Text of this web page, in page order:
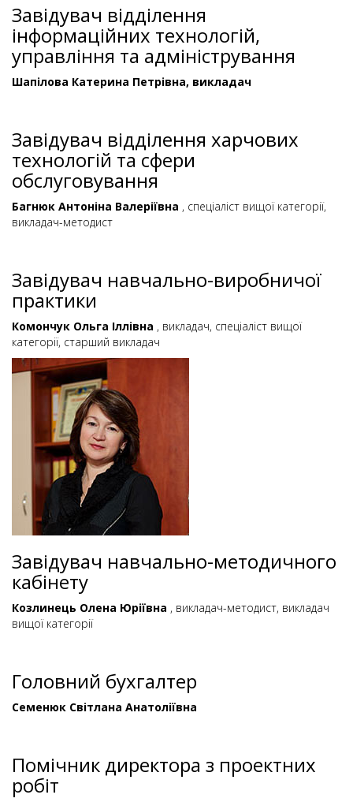
Завідувач відділення
інформаційних технологій,
управління та адміністрування
Шапілова Катерина Петрівна, викладач
Завідувач відділення харчових
технологій та сфери
обслуговування
Багнюк Антоніна Валеріївна , спеціаліст вищої категорії,
викладач-методист
Завідувач навчально-виробничої
практики
Комончук Ольга Іллівна , викладач, спеціаліст вищої
категорії, старший викладач
Завідувач навчально-методичного
кабінету
Козлинець Олена Юріївна , викладач-методист, викладач
вищої категорії
Головний бухгалтер
Семенюк Світлана Анатоліївна
Помічник директора з проектних
робіт